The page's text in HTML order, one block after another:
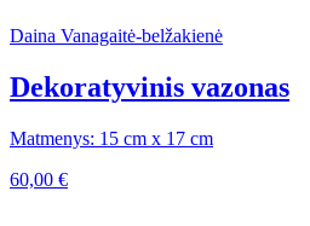
Daina Vanagaitė-belžakienė
Dekoratyvinis vazonas
Matmenys: 15 cm x 17 cm
60,00 €